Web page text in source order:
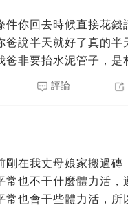
件你回去時候直接花
爸說半天就好了真的
爸非要抬水泥管子，是
評論
剛在我丈母娘家搬過
常也不干什麼體力活
常也會干些體力活，所